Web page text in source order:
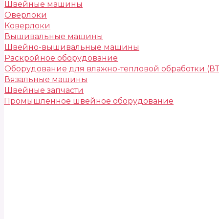
Швейные машины
Оверлоки
Коверлоки
Вышивальные машины
Швейно-вышивальные машины
Раскройное оборудование
Оборудование для влажно-тепловой обработки
Вязальные машины
Швейные запчасти
Промышленное швейное оборудование